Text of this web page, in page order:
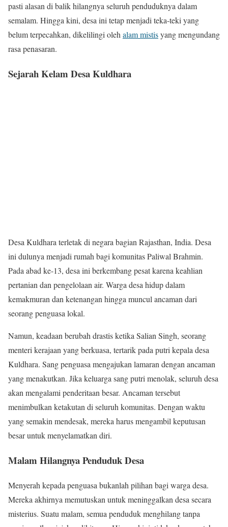
pasti alasan di balik hilangnya seluruh penduduknya dalam
semalam. Hingga kini, desa ini tetap menjadi teka-teki yang
belum terpecahkan, dikelilingi oleh alam mistisyang mengundang
rasa penasaran.
Sejarah Kelam Desa Kuldhara
Desa Kuldhara terletak di negara bagian Rajasthan, India. Desa
ini dulunya menjadi rumah bagi komunitas Paliwal Brahmin.
Pada abad ke-13, desa ini berkembang pesat karena keahlian
pertanian dan pengelolaan air. Warga desa hidup dalam
kemakmuran dan ketenangan hingga muncul ancaman dari
seorang penguasa lokal.
Namun, keadaan berubah drastis ketika Salian Singh, seorang
menteri kerajaan yang berkuasa, tertarik pada putri kepala desa
Kuldhara. Sang penguasa mengajukan lamaran dengan ancaman
yang menakutkan. Jika keluarga sang putri menolak, seluruh desa
akan mengalami penderitaan besar. Ancaman tersebut
menimbulkan ketakutan di seluruh komunitas. Dengan waktu
yang semakin mendesak, mereka harus mengambil keputusan
besar untuk menyelamatkan diri.
Malam Hilangnya Penduduk Desa
Menyerah kepada penguasa bukanlah pilihan bagi warga desa.
Mereka akhirnya memutuskan untuk meninggalkan desa secara
misterius. Suatu malam, semua penduduk menghilang tanpa